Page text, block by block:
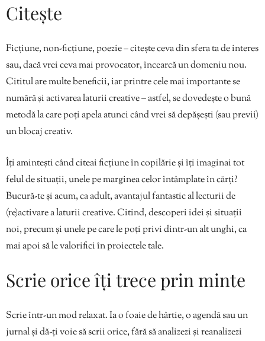
Citește
Ficțiune, non-ficțiune, poezie – citește ceva din sfera ta de interes
sau, dacă vrei ceva mai provocator, încearcă un domeniu nou.
Cititul are multe beneficii, iar printre cele mai importante se
numără și activarea laturii creative – astfel, se dovedește o bună
metodă la care poți apela atunci când vrei să depășești (sau previi)
un blocaj creativ.
Îți amintești când citeai ficțiune în copilărie și îți imaginai tot
felul de situații, unele pe marginea celor întâmplate în cărți?
Bucură-te și acum, ca adult, avantajul fantastic al lecturii de
(re)activare a laturii creative. Citind, descoperi idei și situații
noi, precum și unele pe care le poți privi dintr-un alt unghi, ca
mai apoi să le valorifici în proiectele tale.
Scrie orice îți trece prin minte
Scrie într-un mod relaxat. Ia o foaie de hârtie, o agendă sau un
jurnal și dă-ți voie să scrii orice, fără să analizezi și reanalizezi